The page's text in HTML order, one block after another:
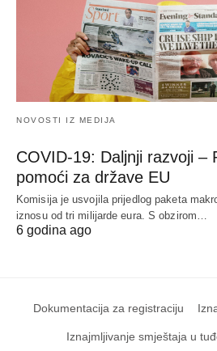
NOVOSTI IZ MEDIJA
COVID-19: Daljnji razvoji –
pomoći za države EU
Komisija je usvojila prijedlog paketa
iznosu od tri milijarde eura. S obzirom…
6 godina ago
Dokumentacija za registraciju
Iznajmljivanje smještaja u